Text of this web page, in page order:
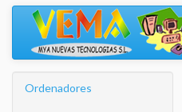
Ordenadores